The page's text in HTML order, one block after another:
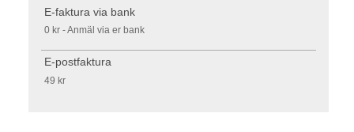
E-faktura via bank
0 kr - Anmäl via er bank
E-postfaktura
49 kr